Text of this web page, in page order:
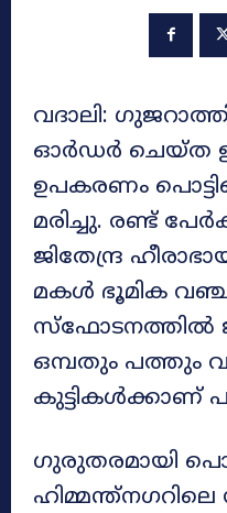
വദാലി:
ഓർഡർ ചെയ്ത
ഉപകരണം
മരിച്ചു. രണ്ട്
ജിതേന്ദ്ര
മകൾ ഭൂമിക
സ്ഫോടനത്തിൽ
ഒമ്പതും പത്തും
കുട്ടികൾക്കാണ്
ഗുരുതരമായി